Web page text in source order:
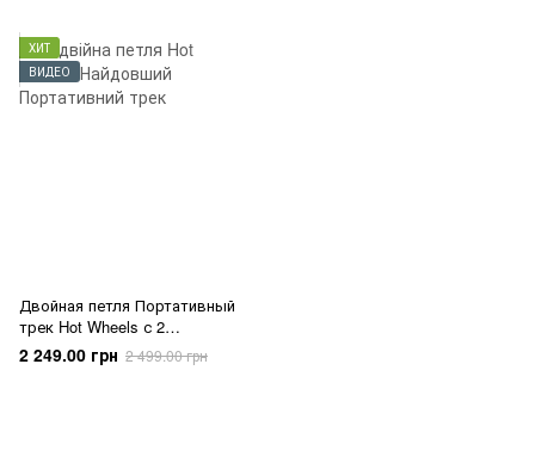
ХИТ
ВИДЕО
Двойная петля Портативный
трек Hot Wheels с 2
машинками
2 249.00 грн 2 499.00 грн